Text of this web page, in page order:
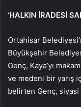
‘HALKIN İRADESİ
Ortahisar
Büyükşehir
Genç, Kaya’yı
ve medeni bir yarış
belirten Genç,